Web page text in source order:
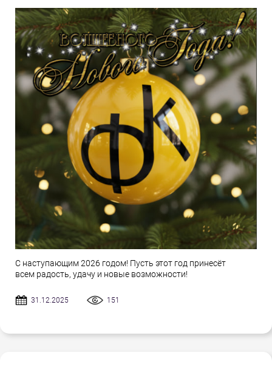
С наступающим 2026 годом! Пусть этот год принесёт
всем радость, удачу и новые возможности!
31.12.2025 151